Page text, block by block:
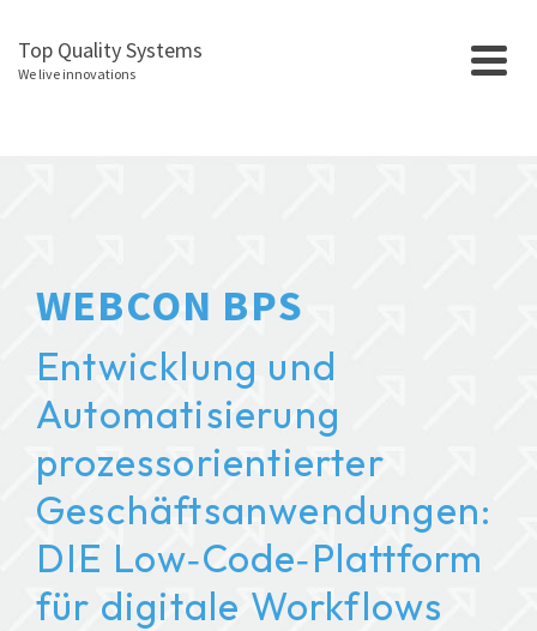
Top Quality Systems
We live innovations
WEBCON BPS
Entwicklung und
Automatisierung
prozessorientierter
Geschäftsanwendungen:
DIE Low‑Code‑Plattform
für digitale Workflows